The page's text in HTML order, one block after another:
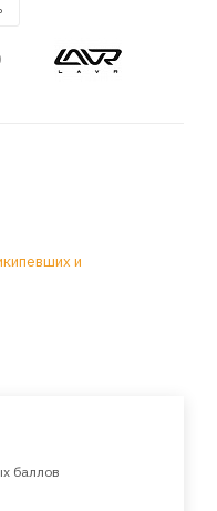
и
баллов